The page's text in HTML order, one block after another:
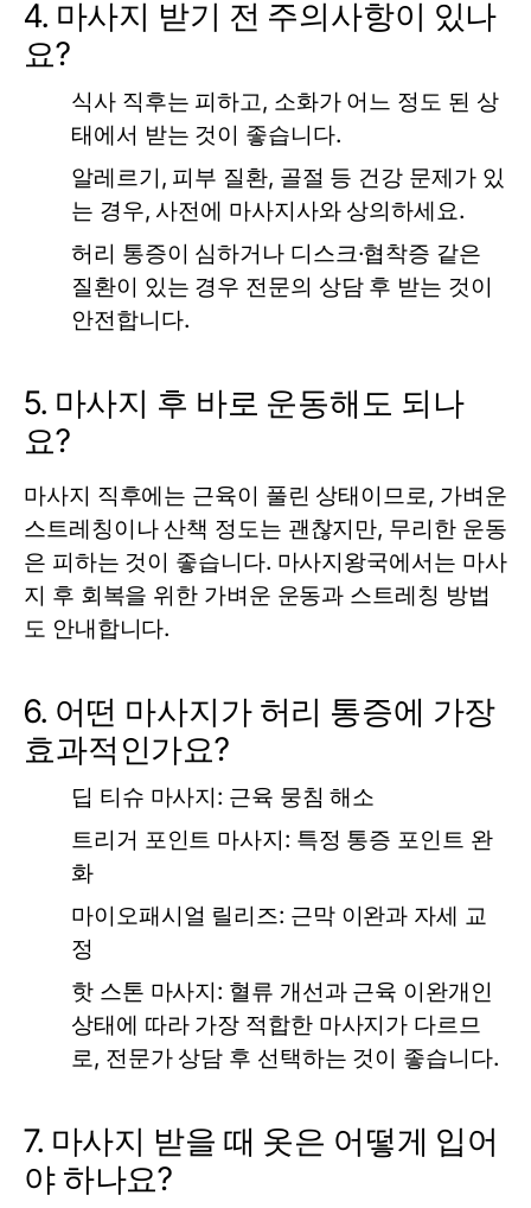
4. 마사지 받기 전 주의사항이 있나
요?
식사 직후는 피하고, 소화가 어느 정도 된 상
태에서 받는 것이 좋습니다.
알레르기, 피부 질환, 골절 등 건강 문제가 있
는 경우, 사전에 마사지사와 상의하세요.
허리 통증이 심하거나 디스크·협착증 같은
질환이 있는 경우 전문의 상담 후 받는 것이
안전합니다.
5. 마사지 후 바로 운동해도 되나
요?
마사지 직후에는 근육이 풀린 상태이므로, 가벼운
스트레칭이나 산책 정도는 괜찮지만, 무리한 운동
은 피하는 것이 좋습니다. 마사지왕국에서는 마사
지 후 회복을 위한 가벼운 운동과 스트레칭 방법
도 안내합니다.
6. 어떤 마사지가 허리 통증에 가장
효과적인가요?
딥 티슈 마사지: 근육 뭉침 해소
트리거 포인트 마사지: 특정 통증 포인트 완
화
마이오패시얼 릴리즈: 근막 이완과 자세 교
정
핫 스톤 마사지: 혈류 개선과 근육 이완개인
상태에 따라 가장 적합한 마사지가 다르므
로, 전문가 상담 후 선택하는 것이 좋습니다.
7. 마사지 받을 때 옷은 어떻게 입어
야 하나요?